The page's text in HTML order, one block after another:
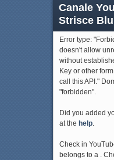
Canale
Strisce Blu
Error type:
doesn't allow
without
Key or other
call this API."
"forbidden".
Did you added
at the help.
Check in
belongs to a .